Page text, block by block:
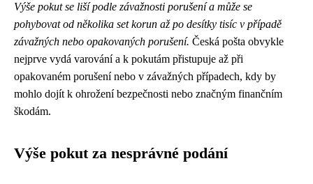
Výše pokut se liší podle závažnosti porušení a může se
pohybovat od několika set korun až po desítky tisíc v případě
závažných nebo opakovaných porušení. Česká pošta obvykle
nejprve vydá varování a k pokutám přistupuje až při
opakovaném porušení nebo v závažných případech, kdy by
mohlo dojít k ohrožení bezpečnosti nebo značným finančním
škodám.
Výše pokut za nesprávné podání